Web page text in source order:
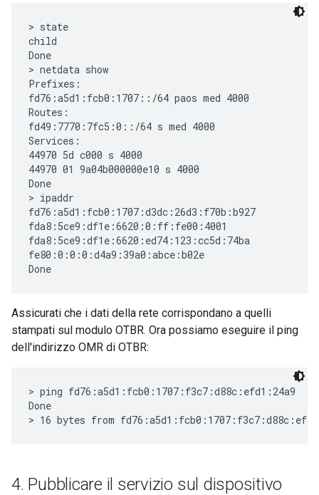
> state
child
Done
> netdata show
Prefixes:
fd76:a5d1:fcb0:1707::/64 paos med 4000
Routes:
fd49:7770:7fc5:0::/64 s med 4000
Services:
44970 5d c000 s 4000
44970 01 9a04b000000e10 s 4000
Done
> ipaddr
fd76:a5d1:fcb0:1707:d3dc:26d3:f70b:b927
fda8:5ce9:df1e:6620:0:ff:fe00:4001
fda8:5ce9:df1e:6620:ed74:123:cc5d:74ba
fe80:0:0:0:d4a9:39a0:abce:b02e
Assicurati che i dati della rete corrispondano a quelli
stampati sul modulo OTBR. Ora possiamo eseguire il ping
dell'indirizzo OMR di OTBR:
> ping fd76:a5d1:fcb0:1707:f3c7:d88c:efd1:24a9
Done
4. Pubblicare il servizio sul dispositivo